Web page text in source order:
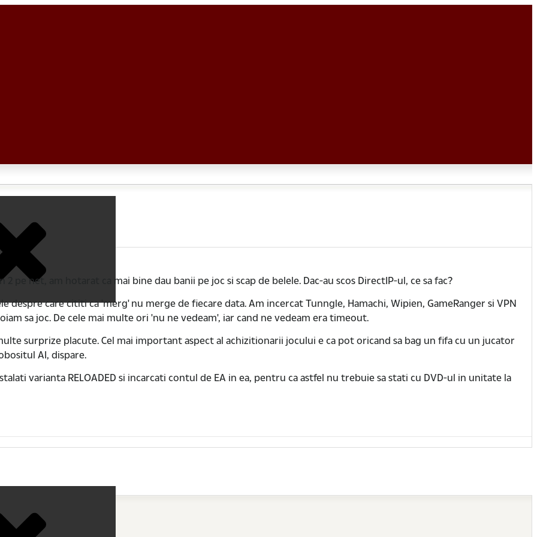
2 pe net, am hotarat ca mai bine dau banii pe joc si scap de belele. Dac-au scos DirectIP-ul, ce sa fac?
despre care cititi ca 'merg' nu merge de fiecare data. Am incercat Tunngle, Hamachi, Wipien, GameRanger si VPN
sa joc. De cele mai multe ori 'nu ne vedeam', iar cand ne vedeam era timeout.
surprize placute. Cel mai important aspect al achizitionarii jocului e ca pot oricand sa bag un fifa cu un jucator
AI, dispare.
varianta RELOADED si incarcati contul de EA in ea, pentru ca astfel nu trebuie sa stati cu DVD-ul in unitate la